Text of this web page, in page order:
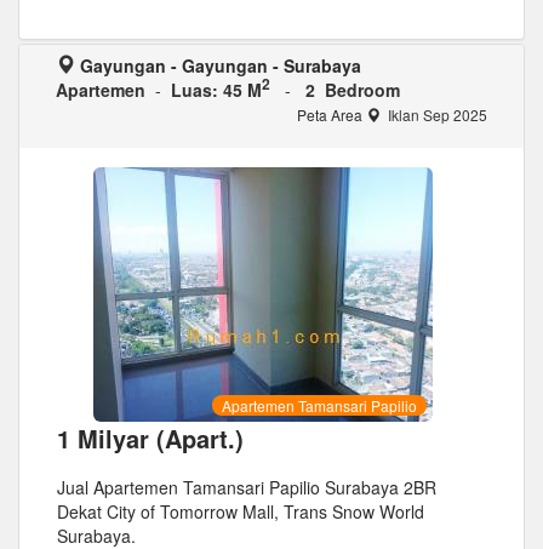
Gayungan - Gayungan - Surabaya
Apartemen - Luas: 45 M2 - 2 Bedroom
Peta Area Iklan Sep 2025
Apartemen Tamansari Papilio
1 Milyar (Apart.)
Jual Apartemen Tamansari Papilio Surabaya 2BR
Dekat City of Tomorrow Mall, Trans Snow World
Surabaya.